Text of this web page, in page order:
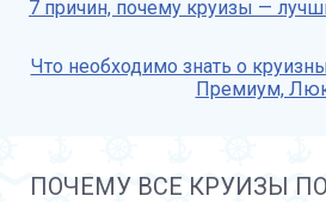
7 причин, почему круизы —
Что необходимо знать о
Премиум,
ПОЧЕМУ ВСЕ КРУИЗЫ